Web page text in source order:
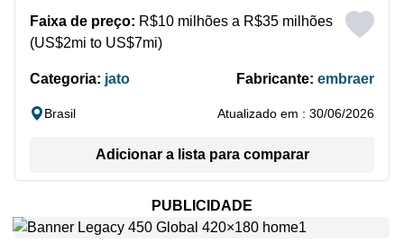
Faixa de preço: R$10 milhões a R$35 milhões
(US$2mi to US$7mi)
Categoria: jato Fabricante: embraer
Brasil Atualizado em : 30/06/2026
Adicionar a lista para comparar
PUBLICIDADE